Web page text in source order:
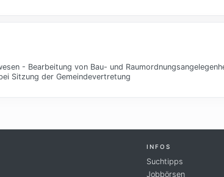
- Bearbeitung von Bau- und
Sitzung der Gemeindevertretung
INFOS
Suchtipps
Jobbörsen